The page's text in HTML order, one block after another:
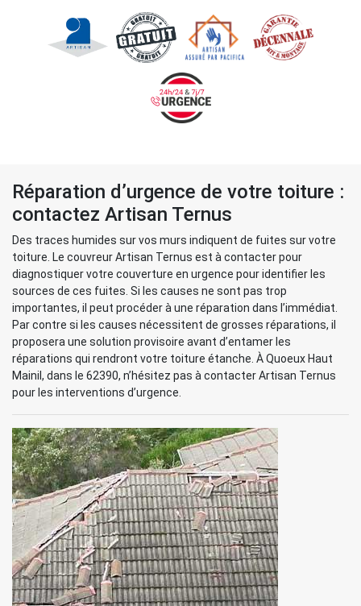
Réparation d’urgence de votre toiture :
contactez Artisan Ternus
Des traces humides sur vos murs indiquent de fuites sur votre
toiture. Le couvreur Artisan Ternus est à contacter pour
diagnostiquer votre couverture en urgence pour identifier les
sources de ces fuites. Si les causes ne sont pas trop
importantes, il peut procéder à une réparation dans l’immédiat.
Par contre si les causes nécessitent de grosses réparations, il
proposera une solution provisoire avant d’entamer les
réparations qui rendront votre toiture étanche. À Quoeux Haut
Mainil, dans le 62390, n’hésitez pas à contacter Artisan Ternus
pour les interventions d’urgence.